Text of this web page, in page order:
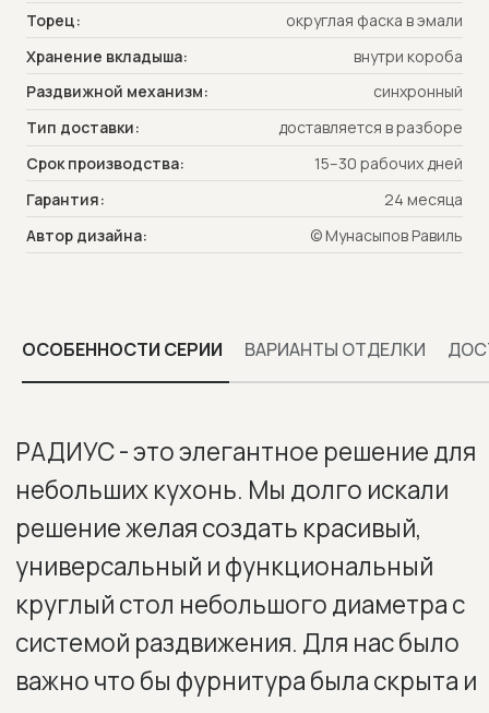
Торец:
округлая фаска в эмали
Хранение вкладыша:
внутри короба
Раздвижной механизм:
синхронный
Тип доставки:
доставляется в разборе
Срок производства:
15–30 рабочих дней
Гарантия:
24 месяца
Автор дизайна:
© Мунасыпов Равиль
ОСОБЕННОСТИ СЕРИИ ВАРИАНТЫ ОТДЕЛКИ
предусмотрено удобное место
хранения внутри короба. И наконец-
то нам это удалось. Стол РАДИУС
продуман до миллиметра. Прямые
ножки экономят место и позволяют
придвинуть практически любой стул.
Частично утопленные детали короба
позволяют уменьшить его размер и
встроить синхронную систему
раздвижения. Стул РАДИУС - это